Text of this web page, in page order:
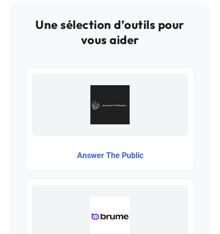
Une sélection d’outils pour
vous aider
Answer The Public